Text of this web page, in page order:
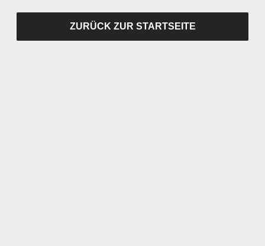
ZURÜCK ZUR STARTSEITE